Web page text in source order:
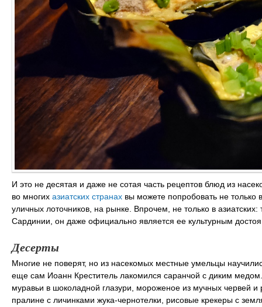
И это не десятая и даже не сотая часть рецептов блюд из
во многих азиатских странах вы можете попробовать не
уличных лоточников, на рынке. Впрочем, не только в
Сардинии, он даже официально является ее культурным
Десерты
Многие не поверят, но из насекомых местные умельцы
еще сам Иоанн Креститель лакомился саранчой с диким
муравьи в шоколадной глазури, мороженое из мучных червей
пралине с личинками жука-чернотелки, рисовые крекеры с